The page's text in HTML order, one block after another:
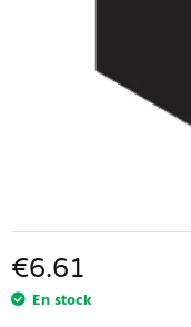
€6.61
En stock